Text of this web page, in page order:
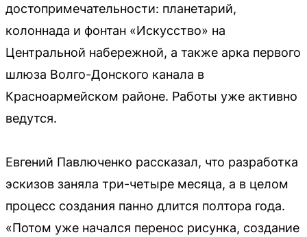
достопримечательности: планетарий,
колоннада и фонтан «Искусство» на
Центральной набережной, а также арка первого
шлюза Волго-Донского канала в
Красноармейском районе. Работы уже активно
ведутся.
Евгений Павлюченко рассказал, что разработка
эскизов заняла три-четыре месяца, а в целом
процесс создания панно длится полтора года.
«Потом уже начался перенос рисунка, создание